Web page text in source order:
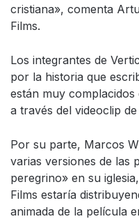
cristiana», comenta
Films.
Los integrantes de
por la historia que
están muy
a través del videoclip
Por su parte, Marcos
varias versiones de las
peregrino» en su
Films estaría
animada de la película